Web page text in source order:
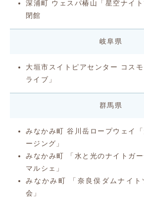
深浦町 ウェスパ椿山「星空ナイト
閉館
岐阜県
大垣市スイトピアセンター コス
ライブ」
群馬県
みなかみ町 谷川岳ロープウェイ
ージング」
みなかみ町 「水と光のナイトガ
マルシェ」
みなかみ町 「奈良俣ダムナイ
会」